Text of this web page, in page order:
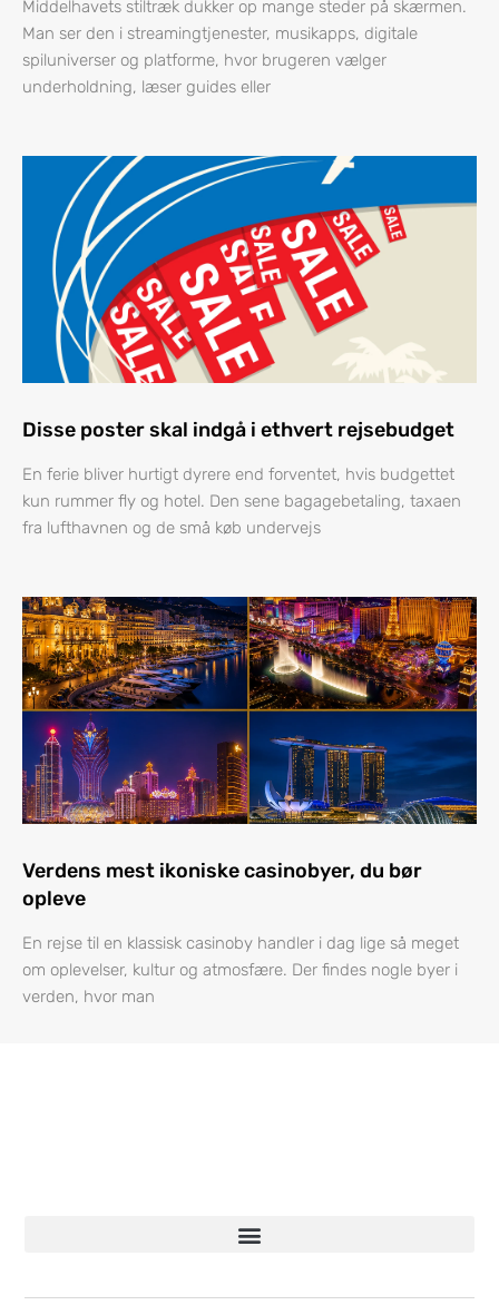
Middelhavets stiltræk dukker op mange steder på skærmen.
Man ser den i streamingtjenester, musikapps, digitale
spiluniverser og platforme, hvor brugeren vælger
underholdning, læser guides eller
Disse poster skal indgå i ethvert rejsebudget
En ferie bliver hurtigt dyrere end forventet, hvis budgettet
kun rummer fly og hotel. Den sene bagagebetaling, taxaen
fra lufthavnen og de små køb undervejs
Verdens mest ikoniske casinobyer, du bør
opleve
En rejse til en klassisk casinoby handler i dag lige så meget
om oplevelser, kultur og atmosfære. Der findes nogle byer i
verden, hvor man